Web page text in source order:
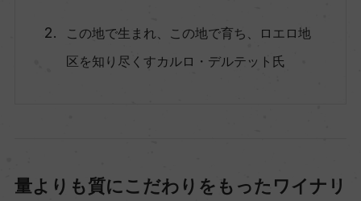
この地で生まれ、この地で育ち、ロエロ地
区を知り尽くすカルロ・デルテット氏
量よりも質にこだわりをもったワイナリ